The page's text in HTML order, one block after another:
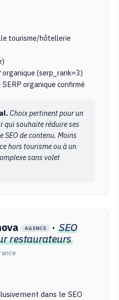
tourisme/hôtellerie
(serp_rank=3)
organique confirmé
Choix pertinent pour un
qui souhaite réduire ses
SEO de contenu. Moins
hors tourisme ou à un
sans volet
AGENCE ·SEO
restaurateurs
dans le SEO